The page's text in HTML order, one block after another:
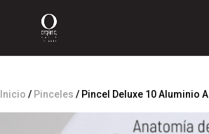
Inicio / Pinceles / Pincel Deluxe 10 Aluminio A